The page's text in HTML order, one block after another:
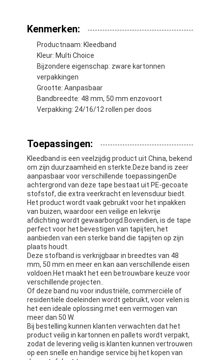
Huis
Producten
Fabrieksreis
Kwaliteitscontrole
Contacteer ons
Zelfklevende Isolatieband
De Isolatieband van de glasdoek
Hittebestendige Isolatieband
De Plakband van de glasdoek
De Plakband van de Polyimidefilm
Aluminiumfolie Plakband
Kenmerken:
Productnaam: Kleedband
Kleur: Multi Choice
Bijzondere eigenschap: zware kartonnen
verpakkingen
Grootte: Aanpasbaar
Bandbreedte: 48 mm, 50 mm enzovoort
Verpakking: 24/16/12 rollen per doos
Toepassingen:
Kleedband is een veelzijdig product uit China, bekend
om zijn duurzaamheid en sterkte.Deze band is zeer
aanpasbaar voor verschillende toepassingenDe
achtergrond van deze tape bestaat uit PE-gecoate
stofstof, die extra veerkracht en levensduur biedt.
Het product wordt vaak gebruikt voor het inpakken
van buizen, waardoor een veilige en lekvrije
afdichting wordt gewaarborgd.Bovendien, is de tape
perfect voor het bevestigen van tapijten, het
aanbieden van een sterke band die tapijten op zijn
plaats houdt.
Deze stofband is verkrijgbaar in breedtes van 48
mm, 50 mm en meer en kan aan verschillende eisen
voldoen.Het maakt het een betrouwbare keuze voor
verschillende projecten..
Of deze band nu voor industriële, commerciële of
residentiële doeleinden wordt gebruikt, voor velen is
het een ideale oplossing.met een vermogen van
meer dan 50 W.
Bij bestelling kunnen klanten verwachten dat het
product veilig in kartonnen en pallets wordt verpakt,
zodat de levering veilig is.klanten kunnen vertrouwen
op een snelle en handige service bij het kopen van